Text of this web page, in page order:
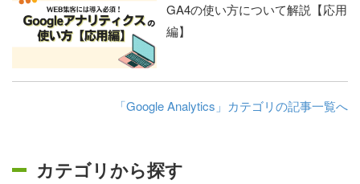
GA4の使い方について解説【応用
編】
「Google Analytics」カテゴリの記事一覧へ
カテゴリから探す